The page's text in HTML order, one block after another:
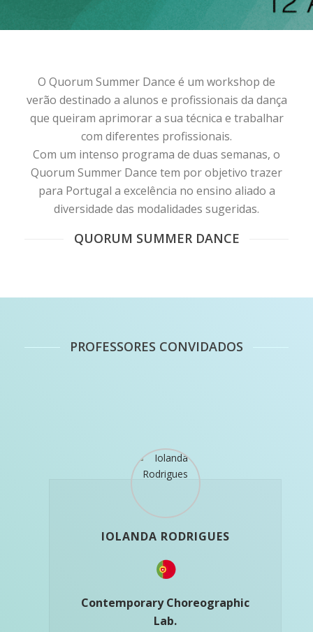
O Quorum Summer Dance é um workshop de
verão destinado a alunos e profissionais da dança
que queiram aprimorar a sua técnica e trabalhar
com diferentes profissionais.
Com um intenso programa de duas semanas, o
Quorum Summer Dance tem por objetivo trazer
para Portugal a excelência no ensino aliado a
diversidade das modalidades sugeridas.
QUORUM SUMMER DANCE
PROFESSORES CONVIDADOS
IOLANDA RODRIGUES
Contemporary Choreographic
Lab.